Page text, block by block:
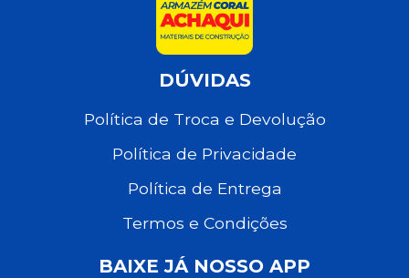
DÚVIDAS
Política de Troca e Devolução
Política de Privacidade
Política de Entrega
Termos e Condições
BAIXE JÁ NOSSO APP